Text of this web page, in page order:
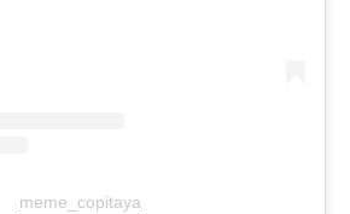
meme_copitaya